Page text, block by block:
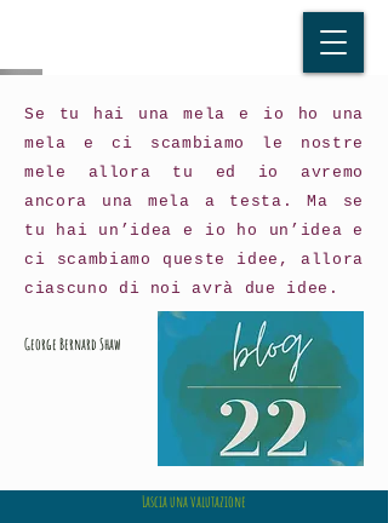
Se tu hai una mela e io ho una
mela e ci scambiamo le nostre
mele allora tu ed io avremo
ancora una mela a testa. Ma se
tu hai un’idea e io ho un’idea e
ci scambiamo queste idee, allora
ciascuno di noi avrà due idee.
George Bernard Shaw
Lascia una valutazione